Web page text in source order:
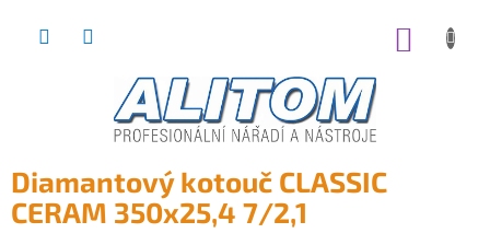
Diamantový kotouč CLASSIC
CERAM 350x25,4 7/2,1